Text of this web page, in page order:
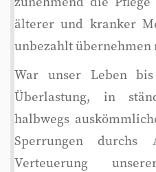
älterer und kranker
unbezahlt übernehmen
War unser Leben
Überlastung, in
halbwegs
Sperrungen durchs
Verteuerung